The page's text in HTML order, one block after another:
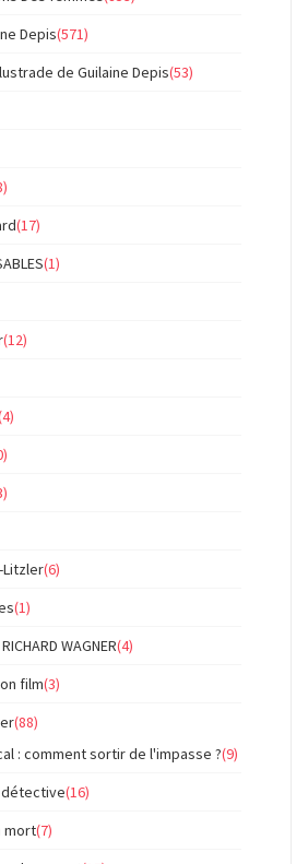
Depis(571)
de Guilaine Depis(53)
(17)
(1)
(12)
Litzler(6)
(1)
WAGNER(4)
film(3)
(88)
: comment sortir de l'impasse ?(9)
détective(16)
mort(7)